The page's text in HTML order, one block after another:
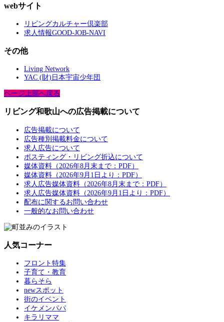
webサイト
リビングカルチャー倶楽部
求人情報GOOD-JOB-NAVI
その他
Living Network
YAC (財)日本宇宙少年団
ページ上部へ戻る
リビング和歌山への広告掲載について
広告掲載について
広告種別掲載料金について
求人広告について
ポスティング・リビング折込について
媒体資料（2026年8月末まで：PDF）
媒体資料（2026年9月1日より：PDF）
求人広告媒体資料（2026年8月末まで：PDF）
求人広告媒体資料（2026年9月1日より：PDF）
配布に関するお問い合わせ
一般的なお問い合わせ
人気コーナー
フロント特集
子育て・教育
暮らそら
newスポット
街のイベント
イケメンパパ
キラリママ